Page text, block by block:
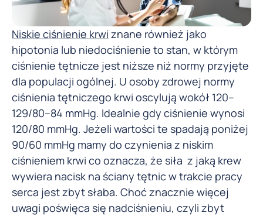
Niskie ciśnienie krwi znane również jako
hipotonia lub niedociśnienie to stan, w którym
ciśnienie tętnicze jest niższe niż normy przyjęte
dla populacji ogólnej. U osoby zdrowej normy
ciśnienia tętniczego krwi oscylują wokół 120–
129/80–84 mmHg. Idealnie gdy ciśnienie wynosi
120/80 mmHg. Jeżeli wartości te spadają poniżej
90/60 mmHg mamy do czynienia z niskim
ciśnieniem krwi co oznacza, że siła z jaką krew
wywiera nacisk na ściany tętnic w trakcie pracy
serca jest zbyt słaba. Choć znacznie więcej
uwagi poświęca się nadciśnieniu, czyli zbyt